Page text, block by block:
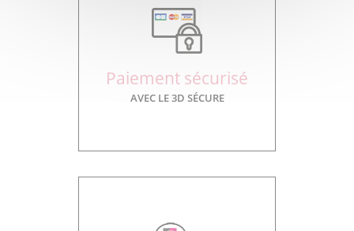
Paiement sécurisé
AVEC LE 3D SÉCURE